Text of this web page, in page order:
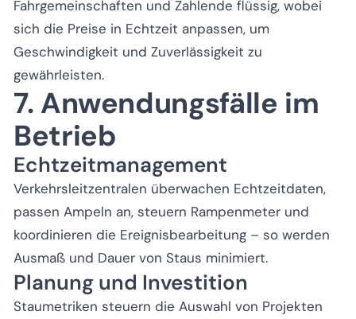
Fahrgemeinschaften und Zahlende flüssig, wobei
sich die Preise in Echtzeit anpassen, um
Geschwindigkeit und Zuverlässigkeit zu
gewährleisten.
7. Anwendungsfälle im
Betrieb
Echtzeitmanagement
Verkehrsleitzentralen überwachen Echtzeitdaten,
passen Ampeln an, steuern Rampenmeter und
koordinieren die Ereignisbearbeitung – so werden
Ausmaß und Dauer von Staus minimiert.
Planung und Investition
Staumetriken steuern die Auswahl von Projekten